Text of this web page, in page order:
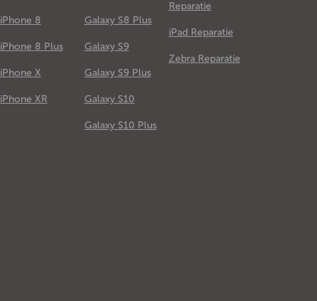
iPhone 8
iPhone 8 Plus
iPhone X
iPhone XR
Galaxy S8 Plus
Galaxy S9
Galaxy S9 Plus
Galaxy S10
Galaxy S10 Plus
Reparatie
iPad Reparatie
Zebra Reparatie